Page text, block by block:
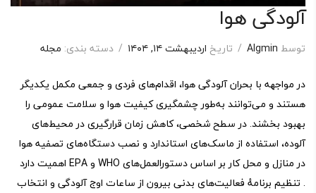
آلودگی هوا
توسط Algmin
/ تاریخ اردیبهشت ۱۴, ۱۴۰۴ / دسته بندی: مجله
در مواجهه با بحران آلودگی هوا، اقدام‌های فردی و جمعی مکمل یکدیگر
هستند و می‌توانند به‌طور چشمگیری کیفیت هوا و سلامت عمومی را
بهبود بخشند. در سطح شخصی، کاهش زمان قرارگیری در محیط‌های
آلوده، استفاده از ماسک‌های استاندارد و نصب دستگاه‌های تصفیه هوا
در منازل و محل کار بر اساس دستورالعمل‌های WHO و EPA اهمیت دارد
. تنظیم برنامهٔ فعالیت‌های بدنی بیرون از ساعات اوج آلودگی و انتخاب